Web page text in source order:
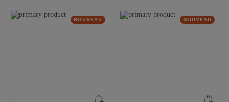
NOUVEAU NOUVEAU